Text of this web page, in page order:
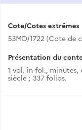
Cote/Cotes extrêmes
53MD/1722 (Cote de
Présentation du
1 vol. in-fol.,
siècle ; 337 folios.